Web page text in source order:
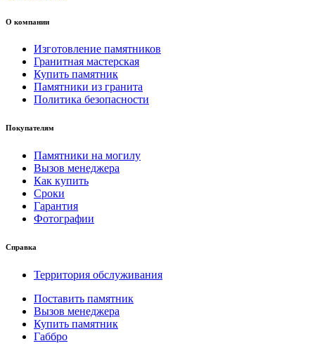
О компании
Изготовление памятников
Гранитная мастерская
Купить памятник
Памятники из гранита
Политика безопасности
Покупателям
Памятники на могилу
Вызов менеджера
Как купить
Сроки
Гарантия
Фотографии
Справка
Территория обслуживания
Поставить памятник
Вызов менеджера
Купить памятник
Габбро